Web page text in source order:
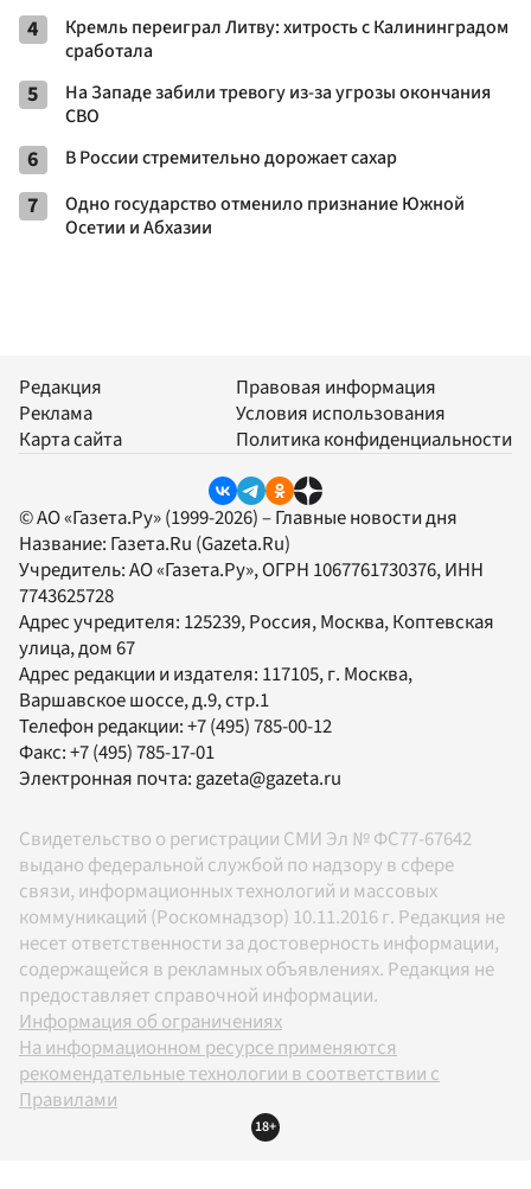
4
Кремль переиграл Литву: хитрость с Калининградом
сработала
5
На Западе забили тревогу из-за угрозы окончания
СВО
6 В России стремительно дорожает сахар
7
Одно государство отменило признание Южной
Осетии и Абхазии
Редакция
Реклама
Карта сайта
Правовая информация
Условия использования
Политика конфиденциальности
© АО «Газета.Ру» (1999-2026) – Главные новости дня
Название: Газета.Ru (Gazeta.Ru)
Учредитель:АО «Газета.Ру», ОГРН 1067761730376, ИНН
7743625728
Адрес учредителя: 125239, Россия, Москва, Коптевская
улица, дом 67
Адрес редакции и издателя: 117105, г. Москва,
Варшавское шоссе, д.9, стр.1
Телефон редакции:+7 (495) 785-00-12
Факс:+7 (495) 785-17-01
Электронная почта:gazeta@gazeta.ru
Свидетельство о регистрации СМИ Эл № ФС77-67642
выдано федеральной службой по надзору в сфере
связи, информационных технологий и массовых
коммуникаций (Роскомнадзор) 10.11.2016 г. Редакция не
несет ответственности за достоверность информации,
содержащейся в рекламных объявлениях. Редакция не
предоставляет справочной информации.
Информация об ограничениях
На информационном ресурсе применяются
рекомендательные технологии в соответствии с
Правилами
18+